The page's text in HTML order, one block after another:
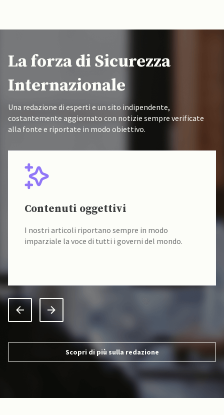
La forza di Sicurezza
Internazionale
Una redazione di esperti e un sito indipendente,
costantemente aggiornato con notizie sempre verificate
alla fonte e riportate in modo obiettivo.
Contenuti oggettivi
I nostri articoli riportano sempre in modo
imparziale la voce di tutti i governi del mondo.
Scopri di più sulla redazione